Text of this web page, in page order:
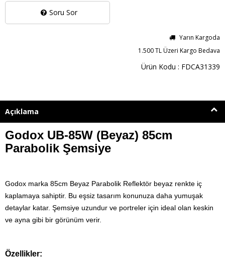
Soru Sor
Yarın Kargoda
1.500 TL Üzeri Kargo Bedava
Ürün Kodu : FDCA31339
Açıklama
Godox UB-85W (Beyaz) 85cm
Parabolik Şemsiye
Godox marka 85cm Beyaz Parabolik Reflektör beyaz renkte iç
kaplamaya sahiptir. Bu eşsiz tasarım konunuza daha yumuşak
detaylar katar. Şemsiye uzundur ve portreler için ideal olan keskin
ve ayna gibi bir görünüm verir.
Özellikler: